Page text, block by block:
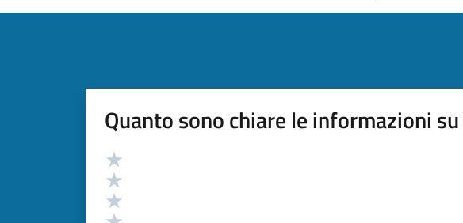
Quanto sono chiare le informazioni
Valutazione